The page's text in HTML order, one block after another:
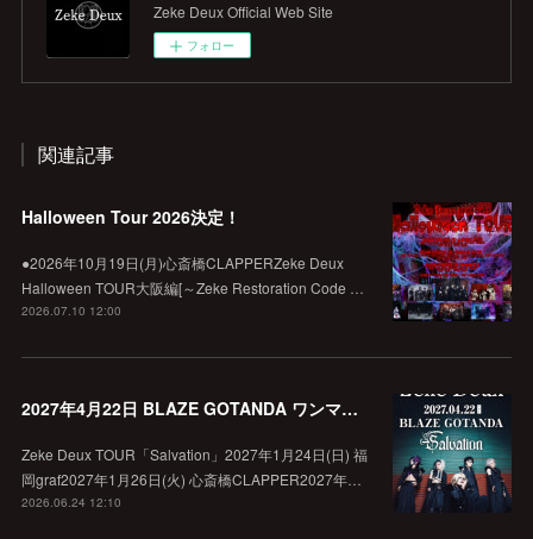
Zeke Deux Official Web Site
フォロー
関連記事
Halloween Tour 2026決定！
●2026年10月19日(月)心斎橋CLAPPERZeke Deux
Halloween TOUR大阪編[～Zeke Restoration Code …
2026.07.10 12:00
2027年4月22日 BLAZE GOTANDA ワンマン決定！
Zeke Deux TOUR「Salvation」2027年1月24日(日) 福
岡graf2027年1月26日(火) 心斎橋CLAPPER2027年…
2026.06.24 12:10